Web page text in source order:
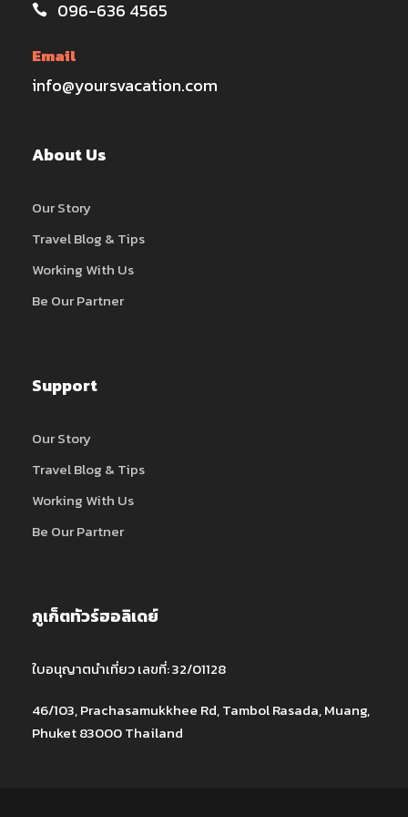
096-636 4565
Email
info@yoursvacation.com
About Us
Our Story
Travel Blog & Tips
Working With Us
Be Our Partner
Support
Our Story
Travel Blog & Tips
Working With Us
Be Our Partner
ภูเก็ตทัวร์ฮอลิเดย์
ใบอนุญาตนำเที่ยว เลขที่: 32/01128
46/103, Prachasamukkhee Rd, Tambol Rasada, Muang,
Phuket 83000 Thailand